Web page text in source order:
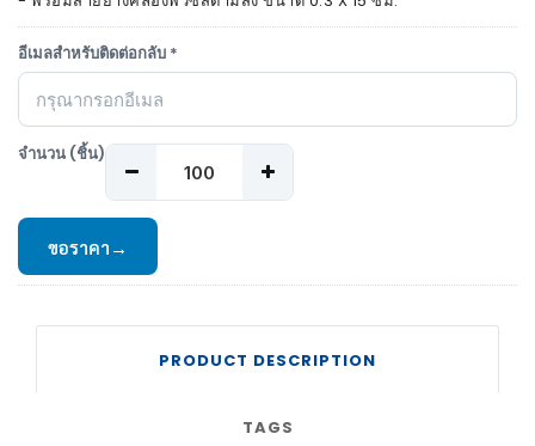
อีเมลสำหรับติดต่อกลับ *
จำนวน (ชิ้น)
ขอราคา →
PRODUCT DESCRIPTION
TAGS